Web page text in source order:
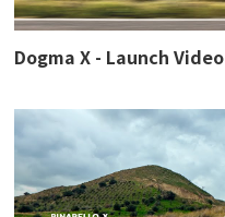
Dogma X - Launch Video